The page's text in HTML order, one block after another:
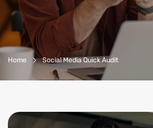
Breadcrumb-Navigation
Home Social Media Quick Audit